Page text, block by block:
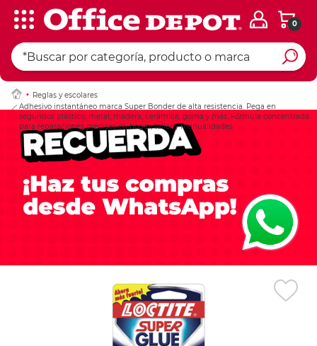
0
Reglas y escolares
Adhesivo instantáneo marca Super Bonder de alta resistencia. Pega en
segundos plástico, metal, madera, cerámica, goma y más. Fórmula concentrada
para reparaciones precisas en hogar, taller y manualidades.
Ingresar Codigo